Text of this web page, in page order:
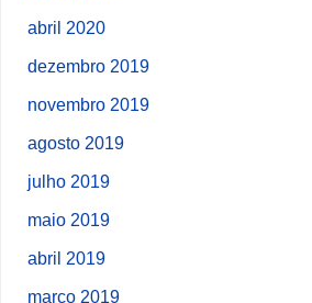
abril 2020
dezembro 2019
novembro 2019
agosto 2019
julho 2019
maio 2019
abril 2019
março 2019